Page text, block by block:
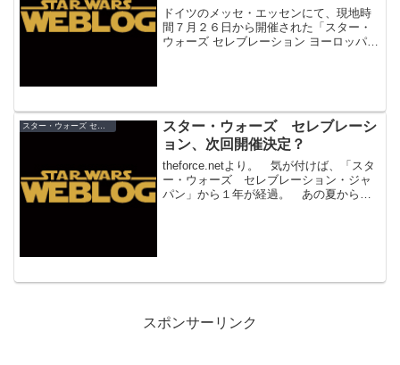
催！
ドイツのメッセ・エッセンにて、現地時
間７月２６日から開催された「スター・
ウォーズ セレブレーション ヨーロッパ
ア州アナハイムにて開催されることが発
表されました！
スター・ウォーズ セレブレーシ
ョン、次回開催決定？
theforce.netより。 気が付けば、「スタ
ー・ウォーズ セレブレーション・ジャ
パン」から１年が経過。 あの夏から、
スポンサーリンク